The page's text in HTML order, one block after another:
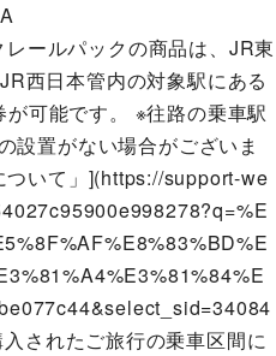
A
ールパックの商品は、JR東
西日本管内の対象駅にある
可能です。 ※往路の乗車駅
設置がない場合がございま
ついて」](https://support-we
されたご旅行の乗車区間に